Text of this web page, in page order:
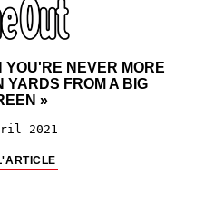
YOU'RE NEVER MORE
YARDS FROM A BIG
»
2021